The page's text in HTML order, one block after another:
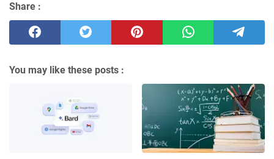
Share :
You may like these posts :